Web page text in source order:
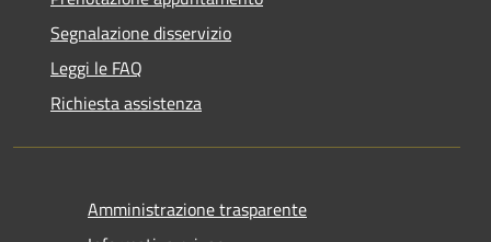
Segnalazione disservizio
Leggi le FAQ
Richiesta assistenza
Amministrazione trasparente